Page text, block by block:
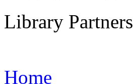
Library Partners
Home